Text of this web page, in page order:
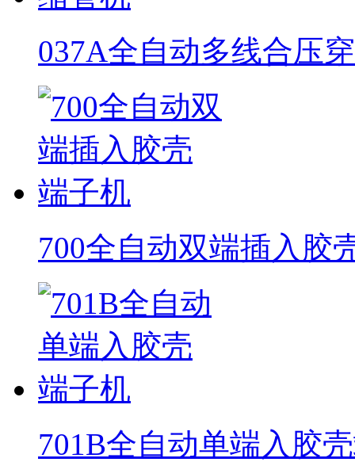
037A全自动多线合压
700全自动双端插入胶
701B全自动单端入胶